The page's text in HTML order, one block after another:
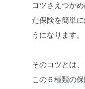
コツさえつか
た保険を簡単
うになります。
そのコツとは
この６種類の